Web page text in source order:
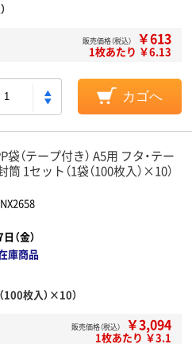
販売価格（税込） ￥613
1枚あたり ￥6.13
カゴへ
（テープ付き） A5用 フタ・テー
1セット（1袋（100枚入）×10）
（金）
庫商品
100枚入）×10）
販売価格（税込） ￥3,094
1枚あたり ￥3.1